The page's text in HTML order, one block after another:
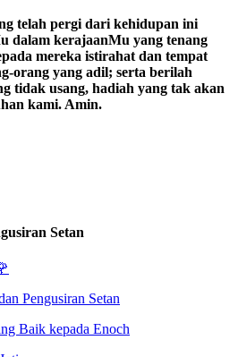
telah pergi dari kehidupan ini
dalam kerajaanMu yang tenang
mereka istirahat dan tempat
orang yang adil; serta berilah
tidak usang, hadiah yang tak akan
kami. Amin.
Setan
Pengusiran Setan
Baik kepada Enoch